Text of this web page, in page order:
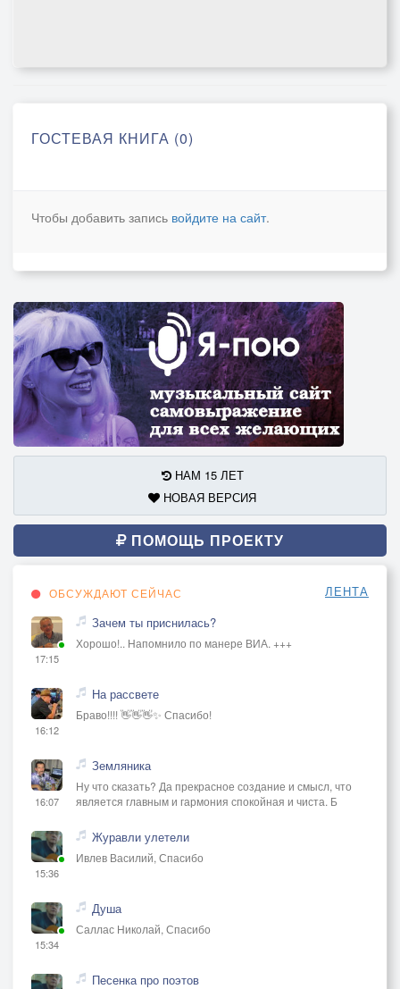
ГОСТЕВАЯ КНИГА (0)
Чтобы добавить запись войдите на сайт.
НАМ 15 ЛЕТ
НОВАЯ ВЕРСИЯ
ПОМОЩЬ ПРОЕКТУ
ОБСУЖДАЮТ СЕЙЧАС ЛЕНТА
17:15
Зачем ты приснилась?
Хорошо!.. Напомнило по манере ВИА. +++
16:12
На рассвете
Браво!!!! 👋👋👋✨ Спасибо!
16:07
Земляника
Ну что сказать? Да прекрасное создание и смысл, что
является главным и гармония спокойная и чиста. Б
15:36
Журавли улетели
Ивлев Василий, Спасибо
15:34
Душа
Саллас Николай, Спасибо
Песенка про поэтов